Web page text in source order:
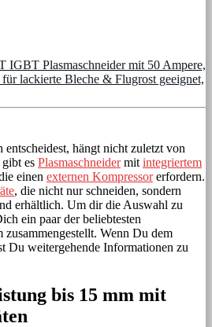
Plasmaschneider mit 50 Ampere,
lackierte Bleche & Flugrost geeignet,
hängt nicht zuletzt von
es Plasmaschneidermit integriertem
einen externen Kompressorerfordern.
, die nicht nur schneiden, sondern
erhältlich. Um dir die Auswahl zu
ein paar der beliebtesten
zusammengestellt. Wenn Du dem
Du weitergehende Informationen zu
bis 15 mm mit